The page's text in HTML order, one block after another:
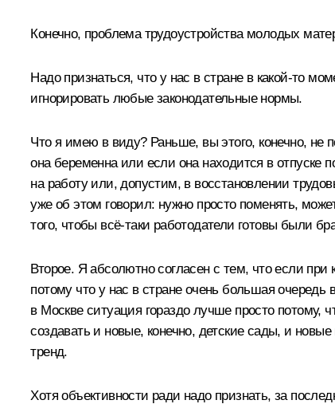
Конечно, проблема трудоустройства молодых
Надо признаться, что у нас в стране в какой‑то
игнорировать любые законодательные нормы.
Что я имею в виду? Раньше, вы этого, конечно, не
она беременна или если она находится в отпуске
на работу или, допустим, в восстановлении
уже об этом говорил: нужно просто поменять,
того, чтобы всё‑таки работодатели готовы были
Второе. Я абсолютно согласен с тем, что если
потому что у нас в стране очень большая очередь
в Москве ситуация гораздо лучше просто потому,
создавать и новые, конечно, детские сады, и
тренд.
Хотя объективности ради надо признать, за